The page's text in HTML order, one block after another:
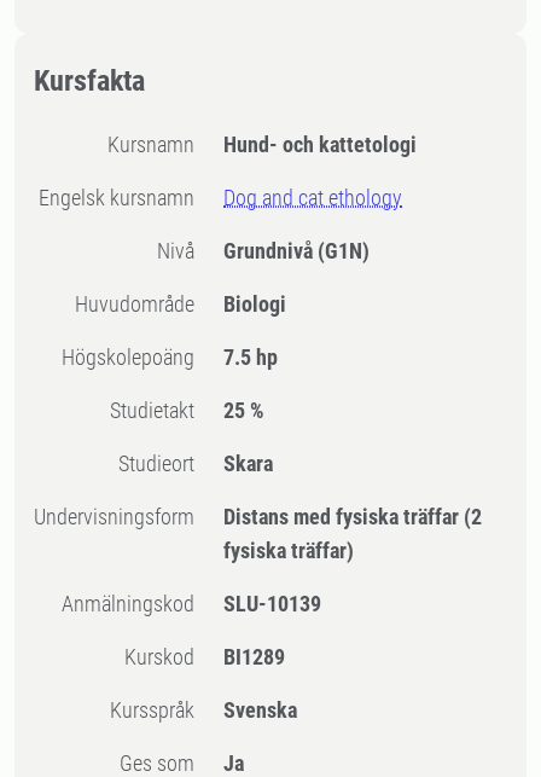
Kursfakta
Kursnamn Hund- och kattetologi
Engelsk kursnamn Dog and cat ethology
Nivå Grundnivå (G1N)
Huvudområde Biologi
högskolepoäng 7.5 hp
Studietakt 25 %
Studieort Skara
Undervisningsform Distans med fysiska träffar (2
fysiska träffar)
Anmälningskod SLU-10139
Kurskod BI1289
Kursspråk Svenska
Ges som
Ja